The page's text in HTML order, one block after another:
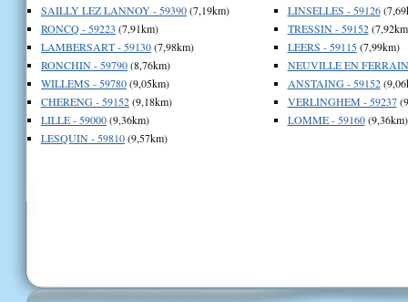
SAILLY LEZ LANNOY - 59390(7,19km)
RONCQ - 59223 (7,91km)
LAMBERSART - 59130(7,98km)
RONCHIN - 59790(8,76km)
WILLEMS - 59780(9,05km)
CHERENG - 59152(9,18km)
LILLE - 59000(9,36km)
LESQUIN - 59810(9,57km)
LINSELLES - 59126
TRESSIN - 59152
LEERS - 59115(7,99km)
NEUVILLE EN
ANSTAING - 59152
VERLINGHEM - 59237
LOMME - 59160(9,36km)